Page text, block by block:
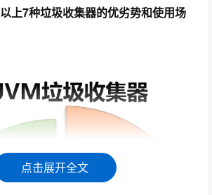
上7种垃圾收集器的优劣势和使用场
点击展开全文